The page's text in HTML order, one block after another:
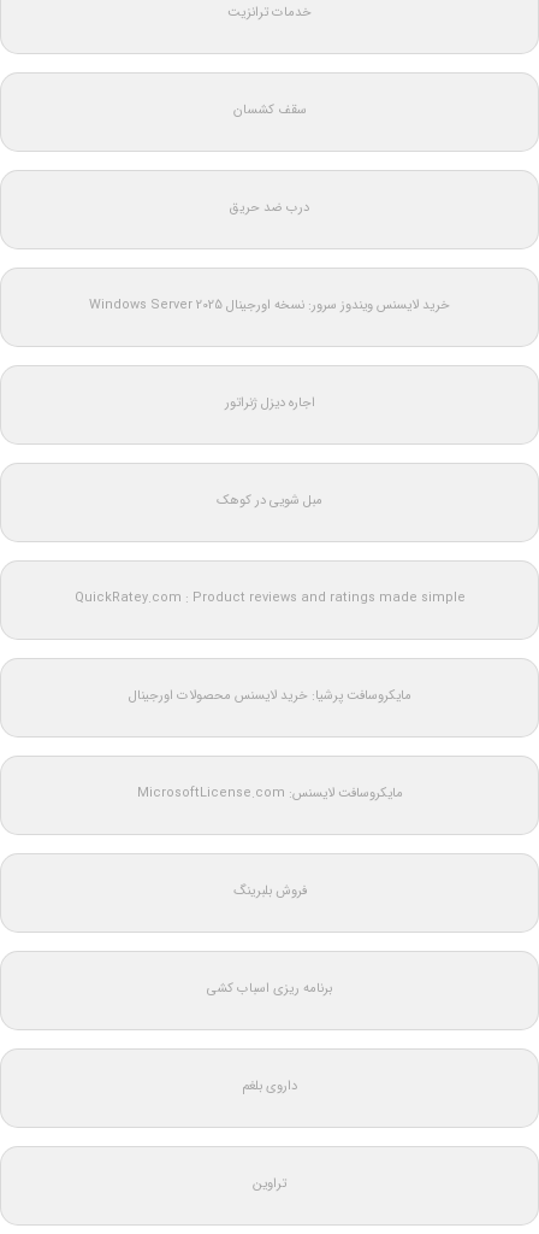
خدمات ترانزیت
سقف کشسان
درب ضد حریق
خرید لایسنس ویندوز سرور: نسخه اورجینال Windows Server 2025
اجاره دیزل ژنراتور
مبل شویی در کوهک
QuickRatey.com : Product reviews and ratings made simple
مایکروسافت پرشیا: خرید لایسنس محصولات اورجینال
مایکروسافت لایسنس: MicrosoftLicense.com
فروش بلبرینگ
برنامه ریزی اسباب کشی
داروی بلغم
تراوین